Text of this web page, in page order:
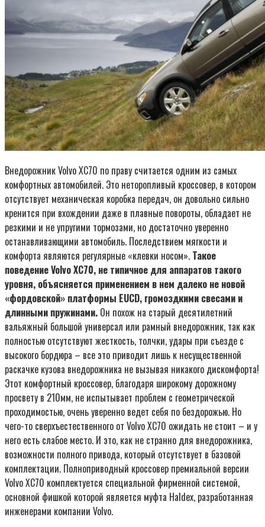
Внедорожник Volvo XC70 по праву считается одним из самых
комфортных автомобилей. Это неторопливый кроссовер, в котором
отсутствует механическая коробка передач, он довольно сильно
кренится при вхождении даже в плавные повороты, обладает не
резкими и не упругими тормозами, но достаточно уверенно
останавливающими автомобиль. Последствием мягкости и
комфорта являются регулярные «клевки носом». Такое
поведение Volvo XC70, не типичное для аппаратов такого
уровня, объясняется применением в нем далеко не новой
«фордовской» платформы EUCD, громоздкими свесами и
длинными пружинами. Он похож на старый десятилетний
вальяжный большой универсал или рамный внедорожник, так как
полностью отсутствуют жесткость, толчки, удары при съезде с
высокого бордюра – все это приводит лишь к несущественной
раскачке кузова внедорожника не вызывая никакого дискомфорта!
Этот комфортный кроссовер, благодаря широкому дорожному
просвету в 210мм, не испытывает проблем с геометрической
проходимостью, очень уверенно ведет себя по бездорожью. Но
чего-то сверхъестественного от Volvo XC70 ожидать не стоит – и у
него есть слабое место. И это, как не странно для внедорожника,
возможности полного привода, который отсутствует в базовой
комплектации. Полноприводный кроссовер премиальной версии
Volvo XC70 комплектуется специальной фирменной системой,
основной фишкой которой является муфта Haldex, разработанная
инженерами компании Volvo.